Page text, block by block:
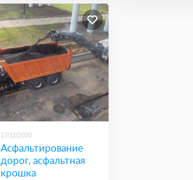
17/11/2020
Асфальтирование
дорог, асфальтная
крошка